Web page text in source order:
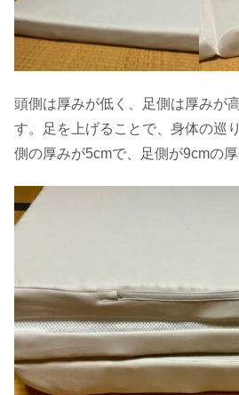
頭側は厚みが低く、足側は厚みが
す。足を上げることで、身体の巡
側の厚みが5cmで、足側が9cmの厚